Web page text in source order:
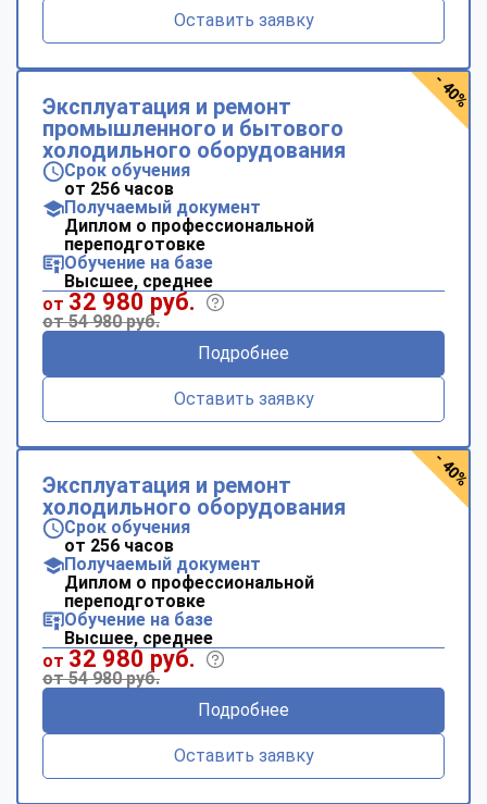
Оставить заявку
Эксплуатация и ремонт
промышленного и бытового
холодильного оборудования
Срок обучения
от 256 часов
Получаемый документ
Диплом о профессиональной
переподготовке
Обучение на базе
Высшее, среднее
от 32 980 руб.
от 54 980 руб.
Подробнее
Оставить заявку
- 40%
Эксплуатация и ремонт
холодильного оборудования
Срок обучения
от 256 часов
Получаемый документ
Диплом о профессиональной
переподготовке
Обучение на базе
Высшее, среднее
от 32 980 руб.
от 54 980 руб.
Подробнее
Оставить заявку
- 40%